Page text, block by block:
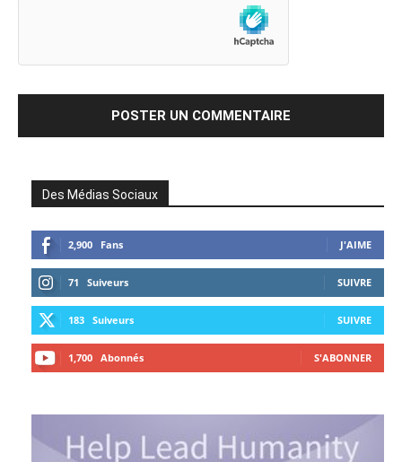
Des Médias Sociaux
2,900 Fans J'AIME
71 Suiveurs SUIVRE
183 Suiveurs SUIVRE
1,700 Abonnés S'ABONNER